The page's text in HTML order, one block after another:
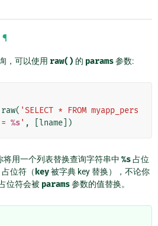
¶
，可以使用 raw() 的 params参数:
raw( 'SELECT * FROM myapp_pers
%s' , lname ])
将用一个列表替换查询字符串中 %s占位
占位符（ key被字典 key 替换），不论你
位符会被 params参数的值替换。